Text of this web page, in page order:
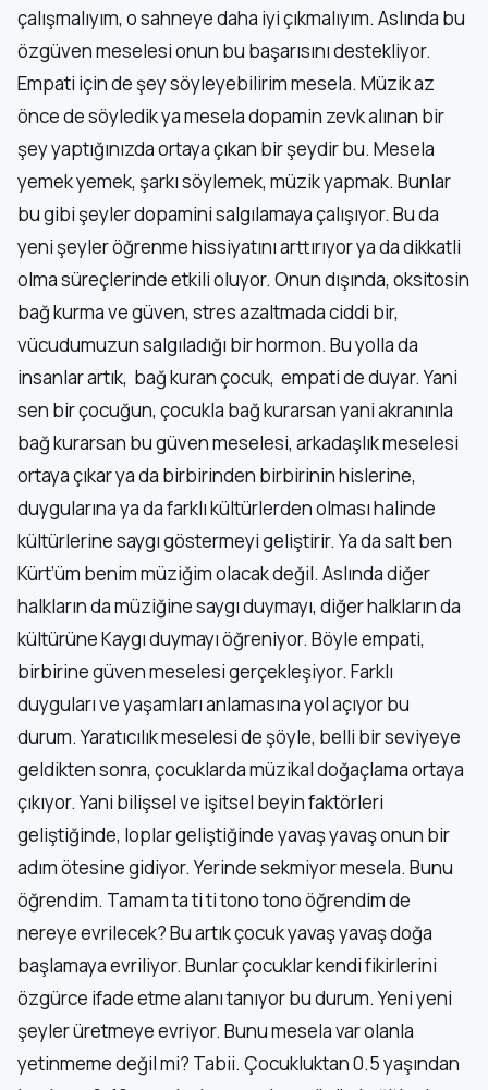
çalışmalıyım, o sahneye daha iyi çıkmalıyım. Aslında bu
özgüven meselesi onun bu başarısını destekliyor.
Empati için de şey söyleyebilirim mesela. Müzik az
önce de söyledik ya mesela dopamin zevk alınan bir
şey yaptığınızda ortaya çıkan bir şeydir bu. Mesela
yemek yemek, şarkı söylemek, müzik yapmak. Bunlar
bu gibi şeyler dopamini salgılamaya çalışıyor. Bu da
yeni şeyler öğrenme hissiyatını arttırıyor ya da dikkatli
olma süreçlerinde etkili oluyor. Onun dışında, oksitosin
bağ kurma ve güven, stres azaltmada ciddi bir,
vücudumuzun salgıladığı bir hormon. Bu yolla da
insanlar artık, bağ kuran çocuk, empati de duyar. Yani
sen bir çocuğun, çocukla bağ kurarsan yani akranınla
bağ kurarsan bu güven meselesi, arkadaşlık meselesi
ortaya çıkar ya da birbirinden birbirinin hislerine,
duygularına ya da farklı kültürlerden olması halinde
kültürlerine saygı göstermeyi geliştirir. Ya da salt ben
Kürt’üm benim müziğim olacak değil. Aslında diğer
halkların da müziğine saygı duymayı, diğer halkların da
kültürüne Kaygı duymayı öğreniyor. Böyle empati,
birbirine güven meselesi gerçekleşiyor. Farklı
duyguları ve yaşamları anlamasına yol açıyor bu
durum. Yaratıcılık meselesi de şöyle, belli bir seviyeye
geldikten sonra, çocuklarda müzikal doğaçlama ortaya
çıkıyor. Yani bilişsel ve işitsel beyin faktörleri
geliştiğinde, loplar geliştiğinde yavaş yavaş onun bir
adım ötesine gidiyor. Yerinde sekmiyor mesela. Bunu
öğrendim. Tamam ta ti ti tono tono öğrendim de
nereye evrilecek? Bu artık çocuk yavaş yavaş doğa
başlamaya evriliyor. Bunlar çocuklar kendi fikirlerini
özgürce ifade etme alanı tanıyor bu durum. Yeni yeni
şeyler üretmeye evriyor. Bunu mesela var olanla
yetinmeme değil mi? Tabii. Çocukluktan 0.5 yaşından